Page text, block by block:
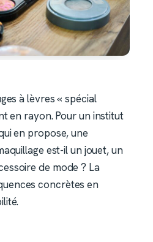
à lèvres « spécial
en rayon. Pour un institut
en propose, une
est-il un jouet, un
de mode ? La
concrètes en